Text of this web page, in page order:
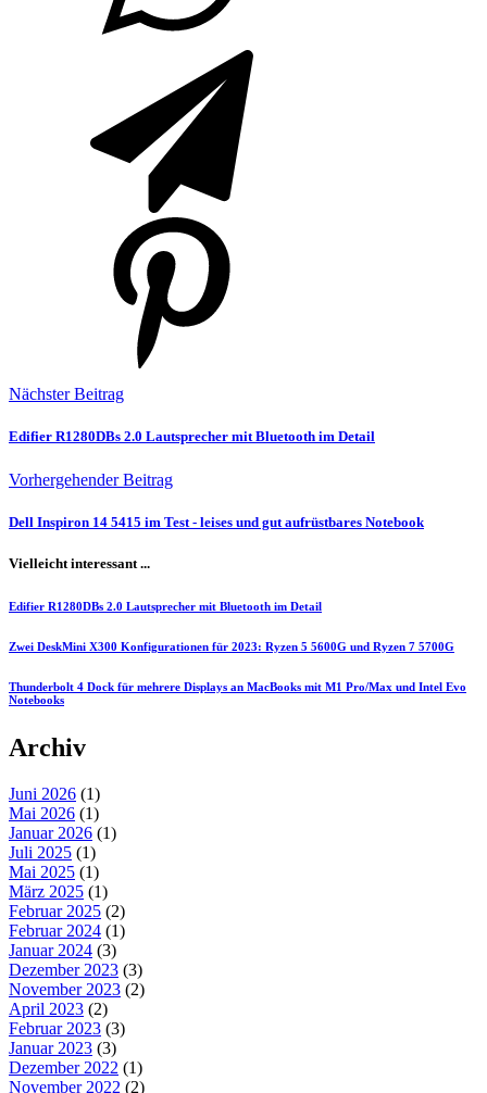
Nächster Beitrag
Edifier R1280DBs 2.0 Lautsprecher mit Bluetooth im Detail
Vorhergehender Beitrag
Dell Inspiron 14 5415 im Test - leises und gut aufrüstbares Notebook
Vielleicht interessant ...
Edifier R1280DBs 2.0 Lautsprecher mit Bluetooth im Detail
Zwei DeskMini X300 Konfigurationen für 2023: Ryzen 5 5600G und Ryzen 7 5700G
Thunderbolt 4 Dock für mehrere Displays an MacBooks mit M1 Pro/Max und Intel Evo
Notebooks
Archiv
Juni 2026 (1)
Mai 2026 (1)
Januar 2026 (1)
Juli 2025 (1)
Mai 2025 (1)
März 2025 (1)
Februar 2025 (2)
Februar 2024 (1)
Januar 2024 (3)
Dezember 2023 (3)
November 2023 (2)
April 2023 (2)
Februar 2023 (3)
Januar 2023 (3)
Dezember 2022 (1)
November 2022 (2)